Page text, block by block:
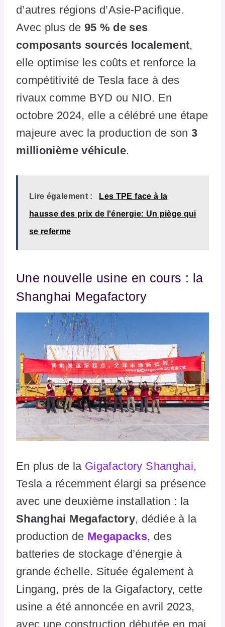
d’autres régions d’Asie-Pacifique.
Avec plus de 95 % de ses
composants sourcés localement,
elle optimise les coûts et renforce la
compétitivité de Tesla face à des
rivaux comme BYD ou NIO. En
octobre 2024, elle a célébré une étape
majeure avec la production de son 3
millionième véhicule.
Lire également : Les TPE face à la
hausse des prix de l'énergie: Un piège qui
se referme
Une nouvelle usine en cours : la
Shanghai Megafactory
En plus de la Gigafactory Shanghai,
Tesla a récemment élargi sa présence
avec une deuxième installation : la
Shanghai Megafactory, dédiée à la
production de Megapacks, des
batteries de stockage d’énergie à
grande échelle. Située également à
Lingang, près de la Gigafactory, cette
usine a été annoncée en avril 2023,
avec une construction débutée en mai